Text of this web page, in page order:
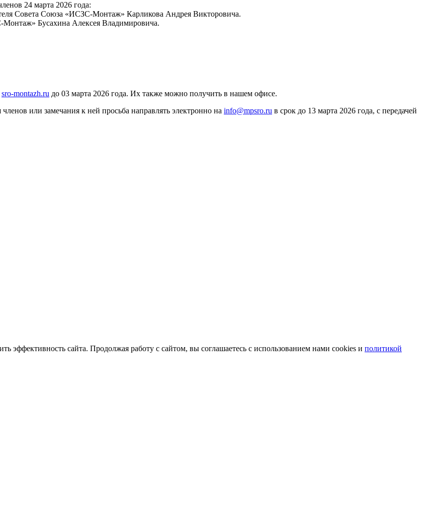
24 марта 2026 года:
Совета Союза «ИСЗС-Монтаж» Карликова Андрея Викторовича.
Монтаж» Бусахина Алексея Владимировича.
sro-montazh.ru до 03 марта 2026 года. Их также можно получить в нашем офисе.
или замечания к ней просьба направлять электронно на info@mpsro.ru в срок до 13 марта 2026 года, с передачей
эффективность сайта. Продолжая работу с сайтом, вы соглашаетесь с использованием нами cookies и политикой